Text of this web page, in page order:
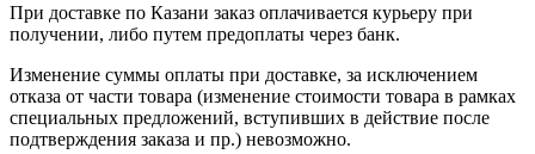
При доставке по Казани заказ оплачивается курьеру при
получении, либо путем предоплаты через банк.
Изменение суммы оплаты при доставке, за исключением
отказа от части товара (изменение стоимости товара в рамках
специальных предложений, вступивших в действие после
подтверждения заказа и пр.) невозможно.